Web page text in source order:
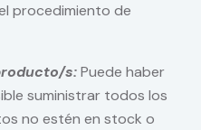
procedimiento de
s:Puede haber
suministrar todos los
no estén en stock o